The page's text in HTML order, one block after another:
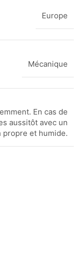
Europe
Mécanique
En cas de
aussitôt avec un
propre et humide.